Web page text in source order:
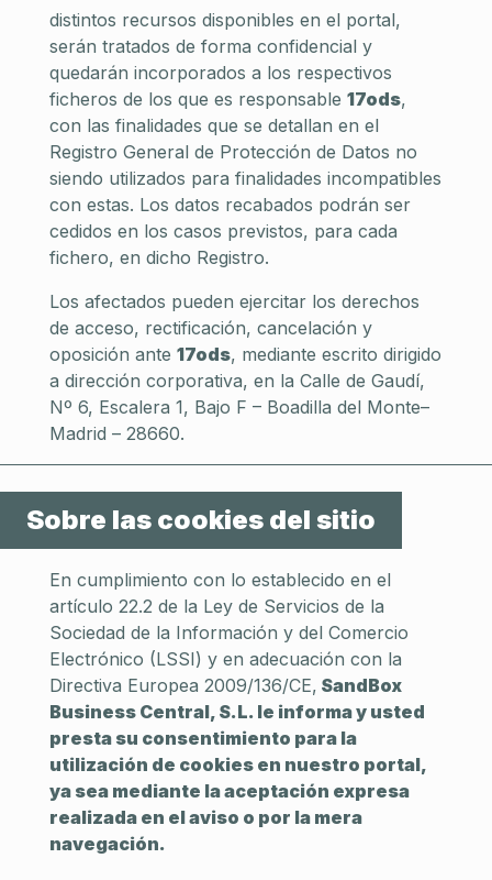
distintos recursos disponibles en el portal,
serán tratados de forma confidencial y
quedarán incorporados a los respectivos
ficheros de los que es responsable 17ods,
con las finalidades que se detallan en el
Registro General de Protección de Datos no
siendo utilizados para finalidades incompatibles
con estas. Los datos recabados podrán ser
cedidos en los casos previstos, para cada
fichero, en dicho Registro.
Los afectados pueden ejercitar los derechos
de acceso, rectificación, cancelación y
oposición ante 17ods, mediante escrito dirigido
a dirección corporativa, en la Calle de Gaudí,
Nº 6, Escalera 1, Bajo F – Boadilla del Monte–
Madrid – 28660.
Sobre las cookies del sitio
En cumplimiento con lo establecido en el
artículo 22.2 de la Ley de Servicios de la
Sociedad de la Información y del Comercio
Electrónico (LSSI) y en adecuación con la
Directiva Europea 2009/136/CE, SandBox
Business Central, S.L. le informa y usted
presta su consentimiento para la
utilización de cookies en nuestro portal,
ya sea mediante la aceptación expresa
realizada en el aviso o por la mera
navegación.